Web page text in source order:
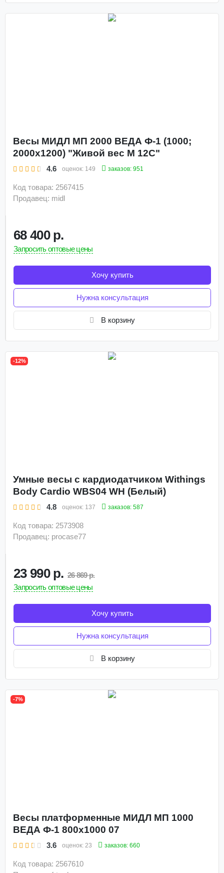
Весы МИДЛ МП 2000 ВЕДА Ф-1 (1000;
2000x1200) "Живой вес М 12С"
4.6 оценок: 149 заказов: 951
Код товара: 2567415
Продавец: midl
68 400 р.
Запросить оптовые цены
Хочу купить
Нужна консультация
В корзину
-12%
Умные весы с кардиодатчиком Withings
Body Cardio WBS04 WH (Белый)
4.8 оценок: 137 заказов: 587
Код товара: 2573908
Продавец: procase77
23 990 р. 26 869 р.
Запросить оптовые цены
Хочу купить
Нужна консультация
В корзину
-7%
Весы платформенные МИДЛ МП 1000
ВЕДА Ф-1 800х1000 07
3.6 оценок: 23 заказов: 660
Код товара: 2567610